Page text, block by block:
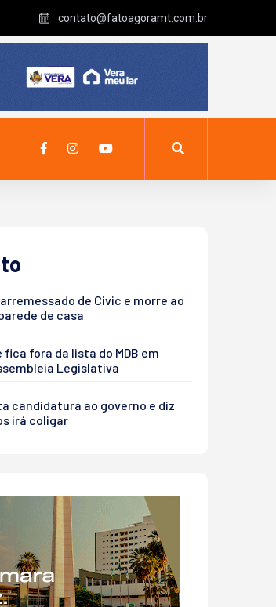
contato@fatoagoramt.com.br
de Civic e morre ao
de casa
fica fora da lista do MDB em
Legislativa
candidatura ao governo e diz
irá coligar